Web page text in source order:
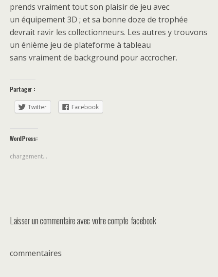
prends vraiment tout son plaisir de jeu avec
un équipement 3D ; et sa bonne doze de trophée
devrait ravir les collectionneurs. Les autres y trouvons
un énième jeu de plateforme à tableau
sans vraiment de background pour accrocher.
Partager :
Twitter Facebook
WordPress:
chargement…
Laisser un commentaire avec votre compte facebook
commentaires